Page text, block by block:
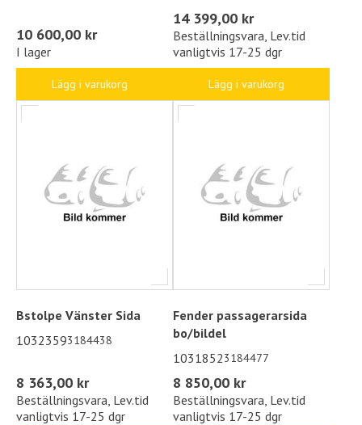
10 600,00 kr
I lager
Lägg i varukorg
14 399,00 kr
Beställningsvara, Lev.tid
vanligtvis 17-25 dgr
Lägg i varukorg
Bstolpe Vänster Sida
10323593184438
8 363,00 kr
Beställningsvara, Lev.tid
vanligtvis 17-25 dgr
Fender passagerarsida
bo/bildel
10318523184477
8 850,00 kr
Beställningsvara, Lev.tid
vanligtvis 17-25 dgr